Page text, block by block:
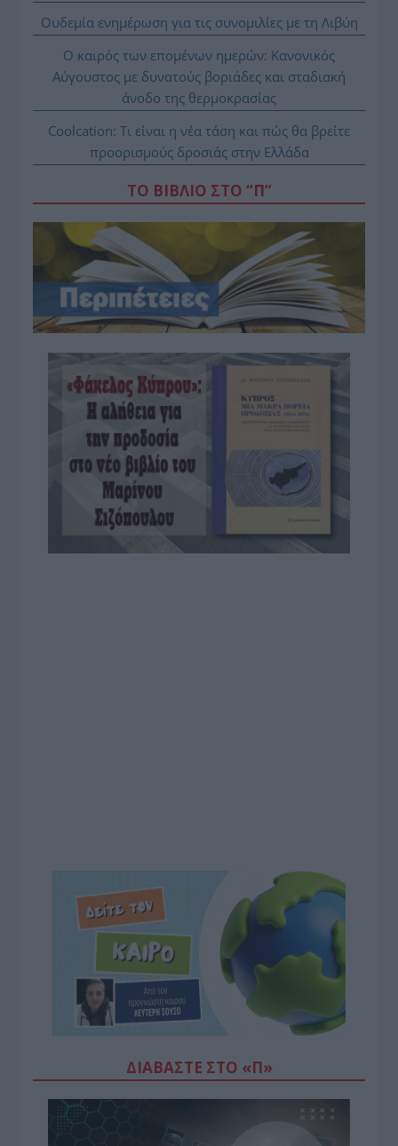
Ουδεμία ενημέρωση για τις συνομιλίες με τη Λιβύη
Ο καιρός των επομένων ημερών: Κανονικός
Αύγουστος με δυνατούς βοριάδες και σταδιακή
άνοδο της θερμοκρασίας
Coolcation: Τι είναι η νέα τάση και πώς θα βρείτε
προορισμούς δροσιάς στην Ελλάδα
ΤΟ ΒΙΒΛΙΟ ΣΤΟ “Π”
ΔΙΑΒΆΣΤΕ ΣΤΟ «Π»